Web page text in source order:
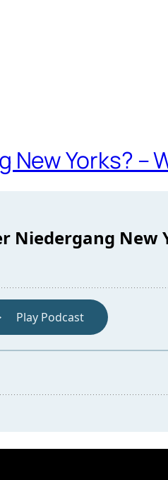
New Yorks? –